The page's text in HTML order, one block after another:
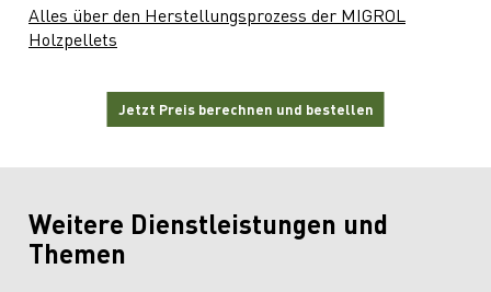
Alles über den Herstellungsprozess der MIGROL
Holzpellets
Jetzt Preis berechnen und bestellen
Weitere Dienstleistungen und
Themen